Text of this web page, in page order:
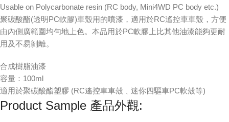
Usable on Polycarbonate resin (RC body, Mini4WD PC body etc.)
聚碳酸酯(透明PC軟膠)車殼用的噴漆，適用於RC遙控車車殼，方便
由內側廣範圍均勻地上色。本品用於PC軟膠上比其他油漆能夠更耐
用及不易剝離。
合成樹脂油漆
容量：100ml
適用於聚碳酸酯塑膠 (RC遙控車車殼﹑迷你四驅車PC軟殼等)
Product Sample 產品外觀: